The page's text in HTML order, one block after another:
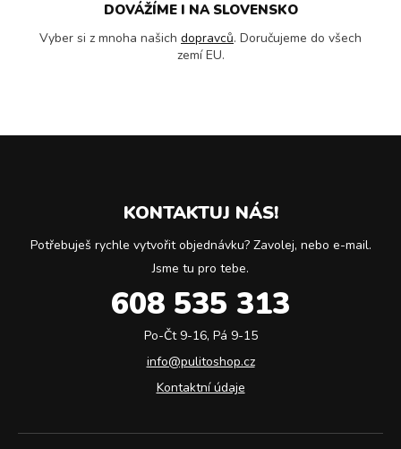
DOVÁŽÍME I NA SLOVENSKO
Vyber si z mnoha našich dopravců. Doručujeme do všech
zemí EU.
KONTAKTUJ NÁS!
Potřebuješ rychle vytvořit objednávku? Zavolej, nebo e-mail.
Jsme tu pro tebe.
608 535 313
Po-Čt 9-16, Pá 9-15
info@pulitoshop.cz
Kontaktní údaje